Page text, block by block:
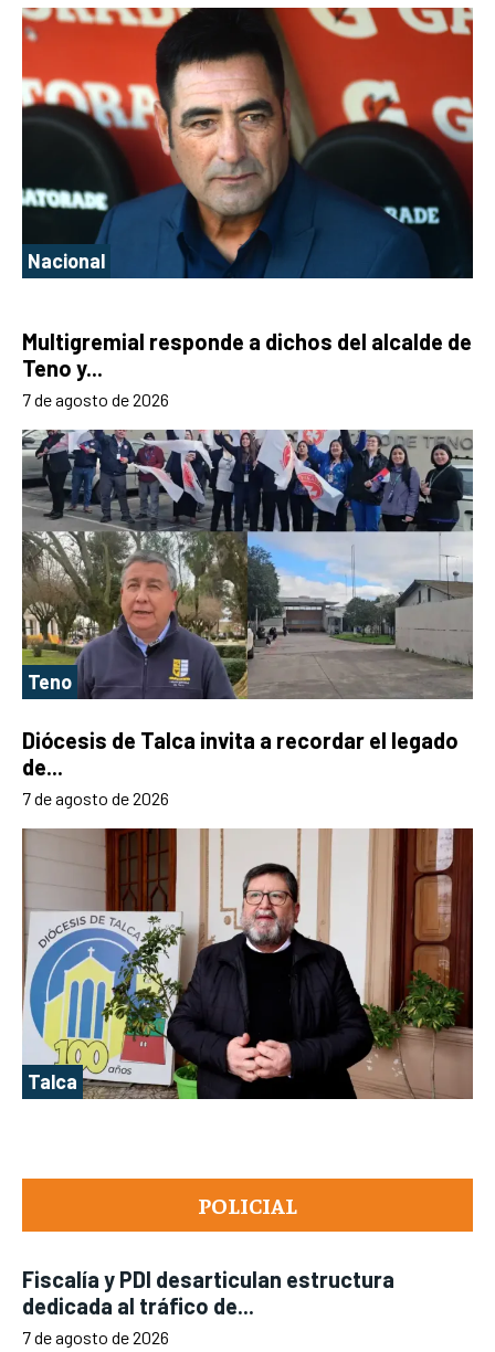
POLICIAL
Fiscalía y PDI desarticulan estructura
dedicada al tráfico de...
7 de agosto de 2026
Nacional
Multigremial responde a dichos del alcalde de
Teno y...
7 de agosto de 2026
Teno
Diócesis de Talca invita a recordar el legado
de...
7 de agosto de 2026
Talca